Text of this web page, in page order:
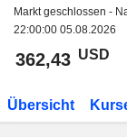
Markt geschlossen -
22:00:00 05.08.2026
362,43 USD
Übersicht